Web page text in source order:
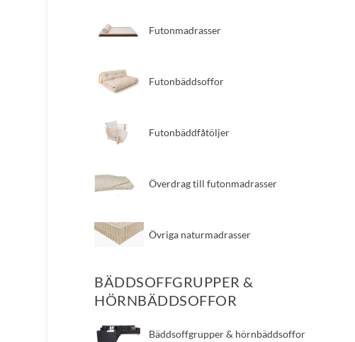
Futonmadrasser
Futonbäddsoffor
Futonbäddfåtöljer
Överdrag till futonmadrasser
Övriga naturmadrasser
BÄDDSOFFGRUPPER &
HÖRNBÄDDSOFFOR
Bäddsoffgrupper & hörnbäddsoffor